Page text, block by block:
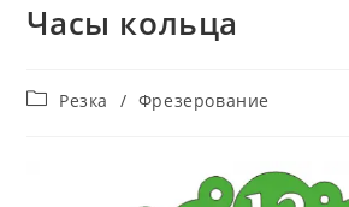
Часы кольца
Рубрика
Резка / Фрезерование